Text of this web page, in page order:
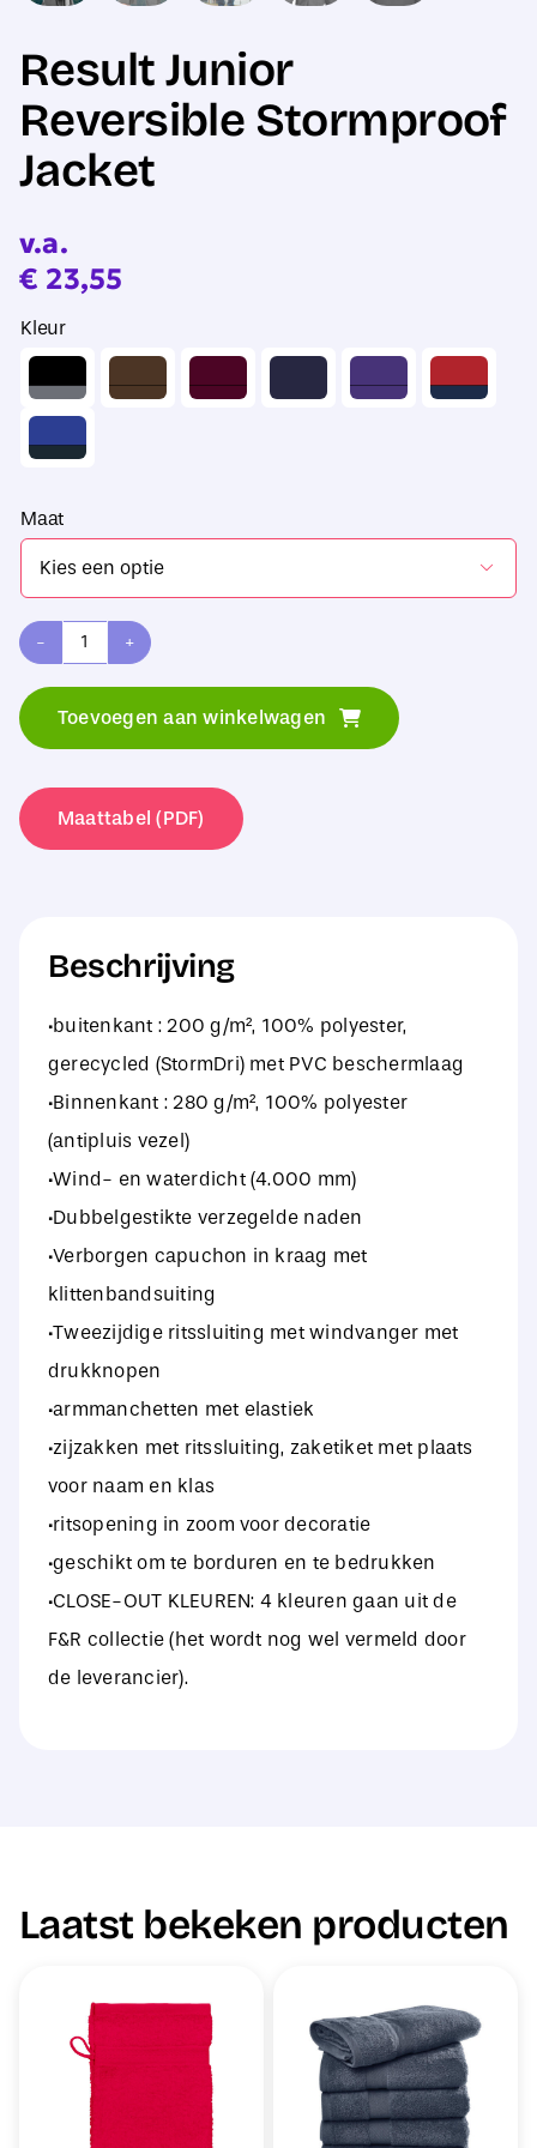
Result Junior
Reversible Stormproof
Jacket
v.a.
€ 23,55
Kleur
Maat

Result
Reversible
Jacket
aantal
Toevoegen aan winkelwagen
Maattabel (PDF)
Beschrijving
·buitenkant : 200 g/m², 100% polyester,
gerecycled (StormDri) met PVC beschermlaag
·Binnenkant : 280 g/m², 100% polyester
(antipluis vezel)
·Wind- en waterdicht (4.000 mm)
·Dubbelgestikte verzegelde naden
·Verborgen capuchon in kraag met
klittenbandsuiting
·Tweezijdige ritssluiting met windvanger met
drukknopen
·armmanchetten met elastiek
·zijzakken met ritssluiting, zaketiket met plaats
voor naam en klas
·ritsopening in zoom voor decoratie
·geschikt om te borduren en te bedrukken
·CLOSE-OUT KLEUREN: 4 kleuren gaan uit de
F&R collectie (het wordt nog wel vermeld door
de leverancier).
Laatst bekeken producten